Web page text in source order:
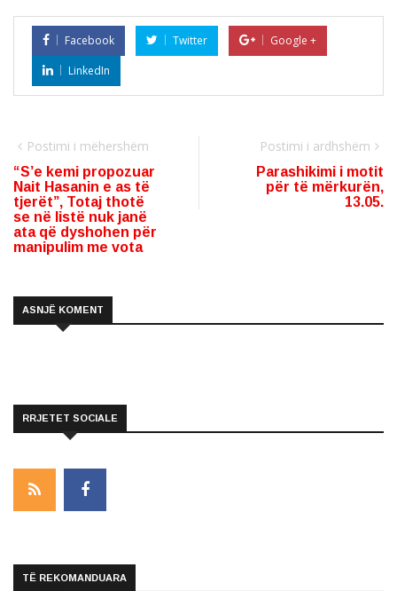
Facebook Twitter
Google +
LinkedIn
Postimi i mëhershëm
“S’e kemi propozuar
Nait Hasanin e as të
tjerët”, Totaj thotë
se në listë nuk janë
ata që dyshohen për
manipulim me vota
Postimi i ardhshëm
Parashikimi i motit
për të mërkurën,
13.05.
ASNJË KOMENT
RRJETET SOCIALE
TË REKOMANDUARA